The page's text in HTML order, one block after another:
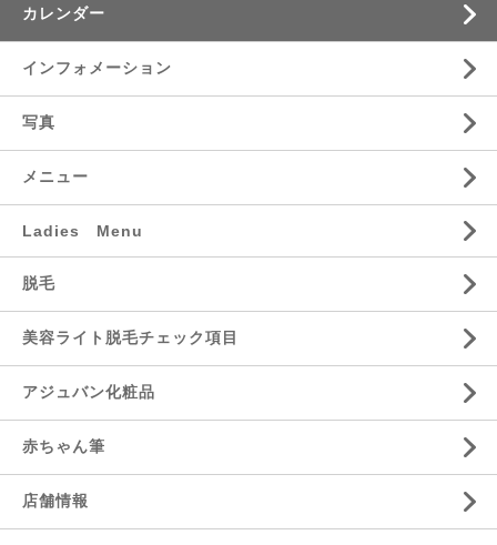
カレンダー
インフォメーション
写真
メニュー
Ladies Menu
脱毛
美容ライト脱毛チェック項目
アジュバン化粧品
赤ちゃん筆
店舗情報